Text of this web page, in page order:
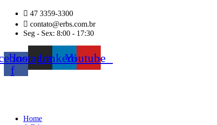
conteúdo
47 3359-3300
contato@erbs.com.br
Seg - Sex: 8:00 - 17:30
f
InstagramLinkedinYoutube
Home